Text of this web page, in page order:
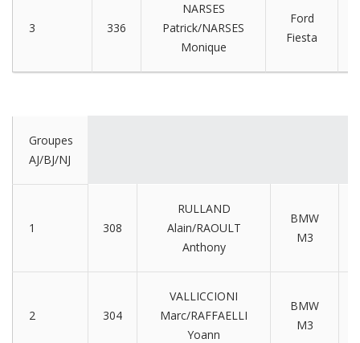
3 336
NARSES
Patrick/NARSES
Monique
Ford
Fiesta
Groupes
AJ/BJ/NJ
1 308
RULLAND
Alain/RAOULT
Anthony
BMW
M3
2 304
VALLICCIONI
Marc/RAFFAELLI
Yoann
BMW
M3